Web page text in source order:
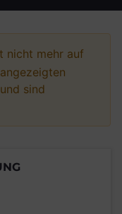
nicht mehr auf
sind